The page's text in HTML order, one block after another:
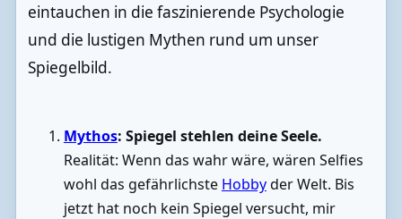
eintauchen in die faszinierende Psychologie
und die lustigen Mythen rund um unser
Spiegelbild.
Mythos: Spiegel stehlen deine Seele.
Realität: Wenn das wahr wäre, wären Selfies
wohl das gefährlichste Hobbyder Welt. Bis
jetzt hat noch kein Spiegel versucht, mir